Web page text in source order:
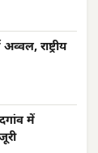
राष्ट्रीय
में